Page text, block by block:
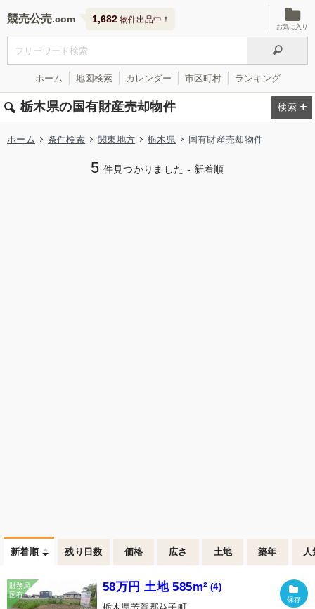
競売公売 1,682 物件出品中！
お気に入り
ホーム 地図検索 カレンダー 市区町村 ランキング
栃木県の国有財産売却物件
ホーム 条件検索 関東地方 栃木県 国有財産売却物件
5 件見つかりました - 新着順
新着順 残り日数 価格 広さ 土地 築年 人
58万円 土地 585m² (4)